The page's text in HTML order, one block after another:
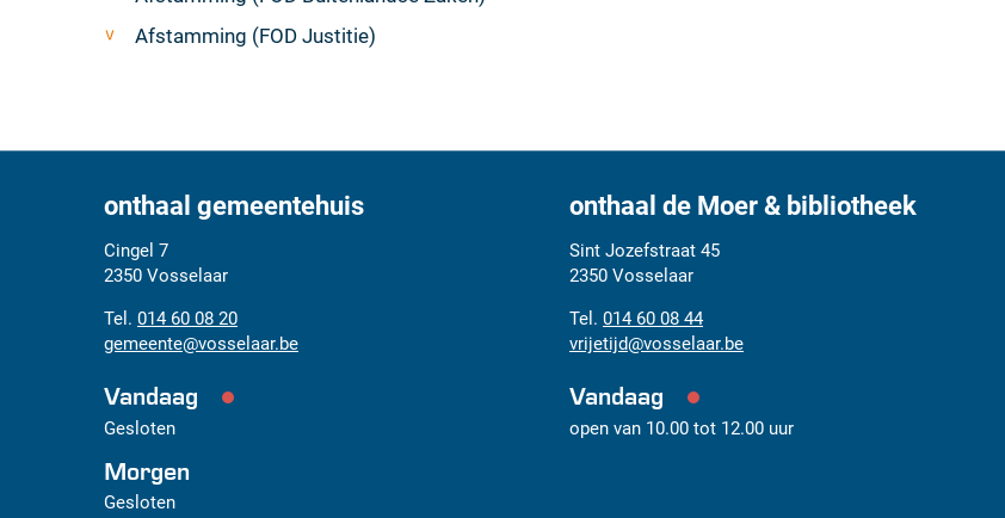
Afstamming (FOD Justitie)
onthaal gemeentehuis
Adres
Cingel 7
2350 Vosselaar
Tel.
014 60 08 20
E-
mail
gemeente@vosselaar.be
Vandaag
Gesloten
Morgen
Gesloten
onthaal de Moer & bibliotheek
Adres
Sint Jozefstraat 45
2350 Vosselaar
Tel.
014 60 08 44
E-
mail
vrijetijd@vosselaar.be
Vandaag
open van 10.00 tot 12.00 uur